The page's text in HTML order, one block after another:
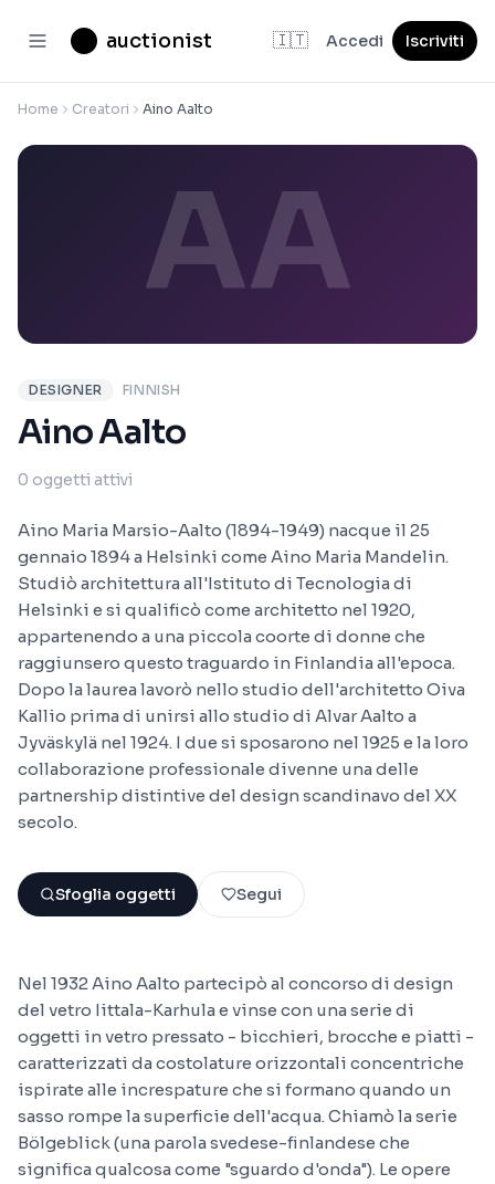
auctionist 🇮🇹 Accedi Iscriviti
Home Creatori Aino Aalto
AA
DESIGNER FINNISH
Aino Aalto
0 oggetti attivi
Aino Maria Marsio-Aalto (1894-1949) nacque il 25
gennaio 1894 a Helsinki come Aino Maria Mandelin.
Studiò architettura all'Istituto di Tecnologia di
Helsinki e si qualificò come architetto nel 1920,
appartenendo a una piccola coorte di donne che
raggiunsero questo traguardo in Finlandia all'epoca.
Dopo la laurea lavorò nello studio dell'architetto Oiva
Kallio prima di unirsi allo studio di Alvar Aalto a
Jyväskylä nel 1924. I due si sposarono nel 1925 e la loro
collaborazione professionale divenne una delle
partnership distintive del design scandinavo del XX
secolo.
Sfoglia oggetti Segui
Nel 1932 Aino Aalto partecipò al concorso di design
del vetro Iittala-Karhula e vinse con una serie di
oggetti in vetro pressato - bicchieri, brocche e piatti -
caratterizzati da costolature orizzontali concentriche
ispirate alle increspature che si formano quando un
sasso rompe la superficie dell'acqua. Chiamò la serie
Bölgeblick (una parola svedese-finlandese che
significa qualcosa come "sguardo d'onda"). Le opere